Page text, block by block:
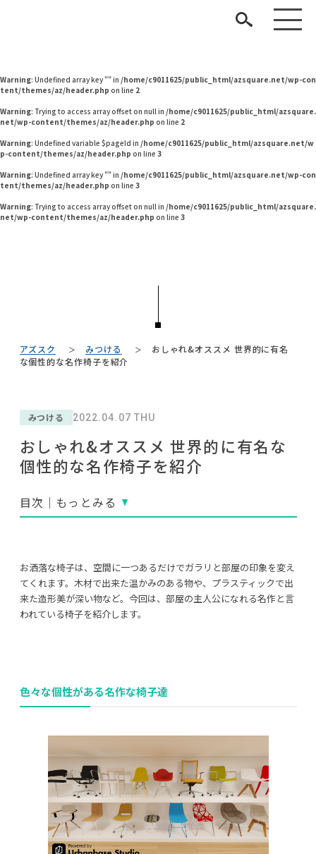
/home/c9011625/public_html/azsquare.net/w
Warning: Undefined array key "" in /home/c9011625/public_html/azsquare.net/wp-con
tent/themes/az/header.php on line 2
Warning: Trying to access array offset on null in /home/c9011625/public_html/azsquare.
net/wp-content/themes/az/header.php on line 2
Warning: Undefined variable $pageId in /home/c9011625/public_html/azsquare.net/w
p-content/themes/az/header.php on line 3
Warning: Undefined array key "" in /home/c9011625/public_html/azsquare.net/wp-con
tent/themes/az/header.php on line 3
Warning: Trying to access array offset on null in /home/c9011625/public_html/azsquare.
net/wp-content/themes/az/header.php on line 3
TAG LIST
#インテリアスタイリングの法則
#2022 夏ドラマ
#アダル#良品計画#河淳#ヤマソロ#unico
#大川家具#インダストリアルスタイル
#2022 春ドラマ#IKEA
#大塚家具 #岡崎製材
#インテリアの法則
#無印良品#家具#フェリシモ #コクヨ#カリモク家具
#中村アン#ファニタメ#照明#テーブル
見つける
楽しむ
NEWS
COPYRIGHT © AZSQUARE. ALL RIGHTS RESERVED
アズスク みつける
おしゃれ&オススメ 世界的に有名
な個性的な名作椅子を紹介
みつける 2022.04.07 THU
おしゃれ&オススメ 世界的に有名な
個性的な名作椅子を紹介
目次｜もっとみる
お洒落な椅子は、空間に一つあるだけでガラリと部屋の印象を変え
てくれます。木材で出来た温かみのある物や、プラスティックで出
来た造形美が深い物など。今回は、部屋の主人公になれる名作と言
われている椅子を紹介します。
色々な個性がある名作な椅子達